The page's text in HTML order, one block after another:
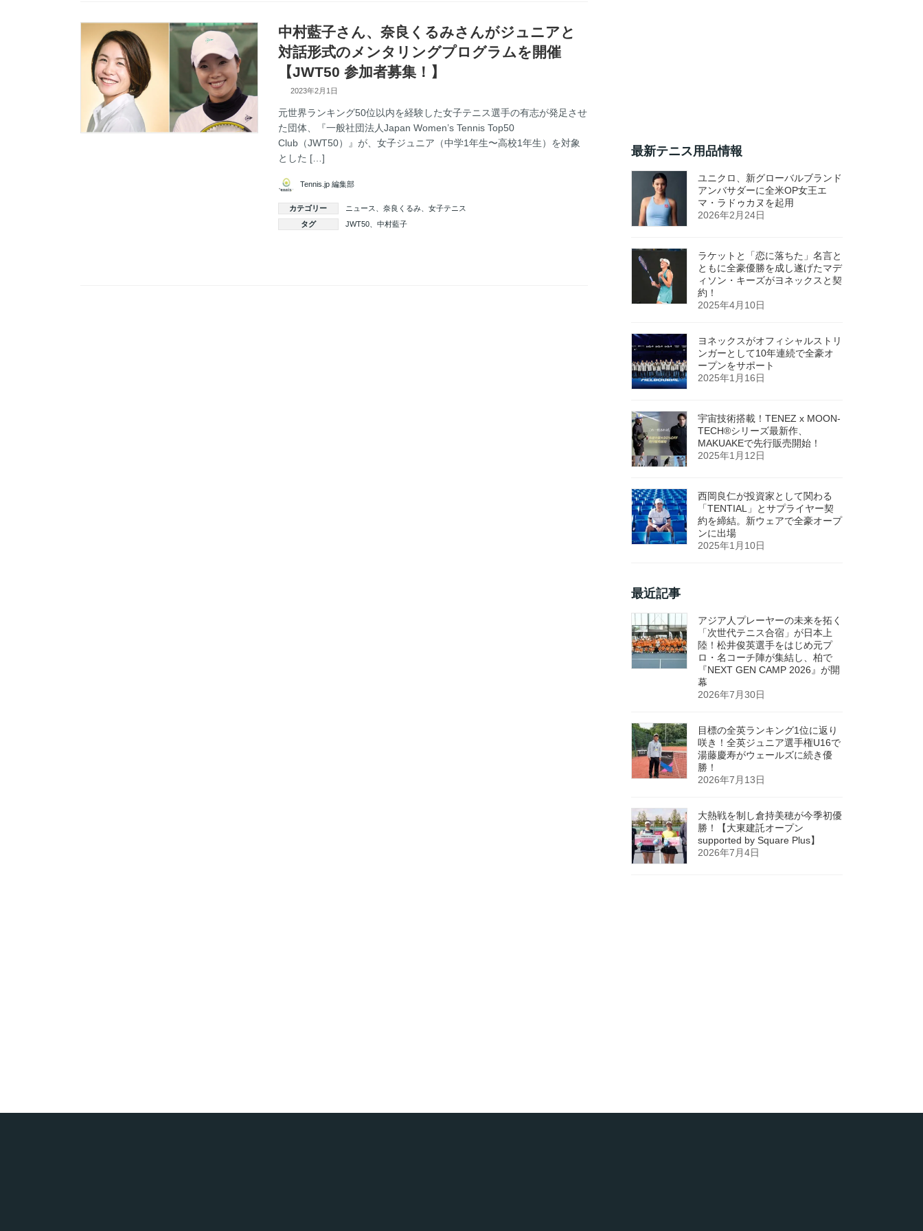
中村藍子さん、奈良くるみさんがジュニアと
対話形式のメンタリングプログラムを開催
【JWT50 参加者募集！】
2023年2月1日
元世界ランキング50位以内を経験した女子テニス選手の有志が発足させ
た団体、『一般社団法人Japan Women’s Tennis Top50
Club（JWT50）』が、女子ジュニア（中学1年生〜高校1年生）を対象
とした […]
Tennis.jp 編集部
カテゴリー ニュース 奈良くるみ、 女子テニス
タグ
JWT50、 中村藍子
最新テニス用品情報
ユニクロ、新グローバルブランド
アンバサダーに全米OP女王エ
マ・ラドゥカヌを起用
2026年2月24日
ラケットと「恋に落ちた」名言と
ともに全豪優勝を成し遂げたマデ
ィソン・キーズがヨネックスと契
約！
2025年4月10日
ヨネックスがオフィシャルストリ
ンガーとして10年連続で全豪オ
ープンをサポート
2025年1月16日
宇宙技術搭載！TENEZ x MOON-
TECH®シリーズ最新作、
MAKUAKEで先行販売開始！
2025年1月12日
西岡良仁が投資家として関わる
「TENTIAL」とサプライヤー契
約を締結。新ウェアで全豪オープ
ンに出場
2025年1月10日
最近記事
アジア人プレーヤーの未来を拓く
「次世代テニス合宿」が日本上
陸！松井俊英選手をはじめ元プ
ロ・名コーチ陣が集結し、柏で
『NEXT GEN CAMP 2026』が開
幕
2026年7月30日
目標の全英ランキング1位に返り
咲き！全英ジュニア選手権U16で
湯藤慶寿がウェールズに続き優
勝！
2026年7月13日
大熱戦を制し倉持美穂が今季初優
勝！【大東建託オープン
supported by Square Plus】
2026年7月4日